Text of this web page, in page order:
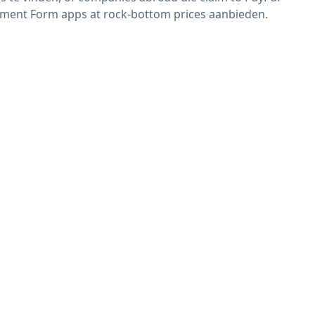
Form apps at rock-bottom prices aanbieden.